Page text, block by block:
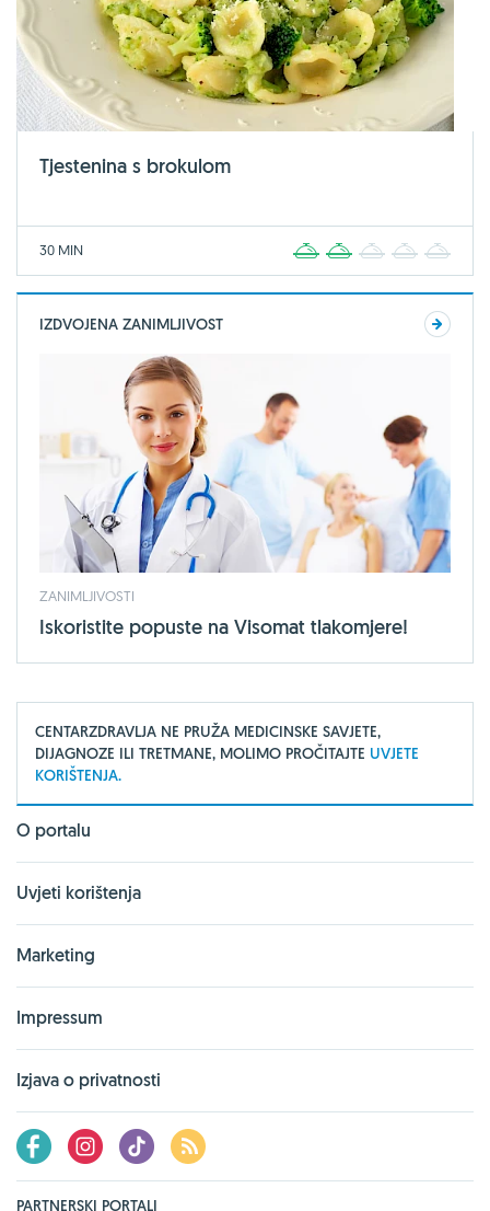
Tjestenina s brokulom
30 MIN 2 3 4
IZDVOJENA ZANIMLJIVOST
ZANIMLJIVOSTI
Iskoristite popuste na Visomat tlakomjere!
CENTARZDRAVLJA NE PRUŽA MEDICINSKE SAVJETE,
DIJAGNOZE ILI TRETMANE, MOLIMO PROČITAJTE UVJETE
KORIŠTENJA.
O portalu
Uvjeti korištenja
Marketing
Impressum
Izjava o privatnosti
PARTNERSKI PORTALI